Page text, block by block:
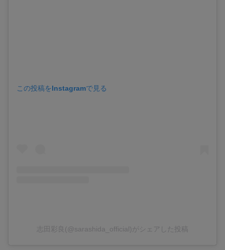
この投稿をInstagramで見る
志田彩良(@sarashida_official)がシェアした投稿